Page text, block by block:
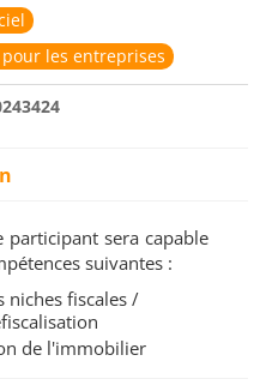
pour les entreprises
sera capable
suivantes :
niches fiscales /
de l'immobilier